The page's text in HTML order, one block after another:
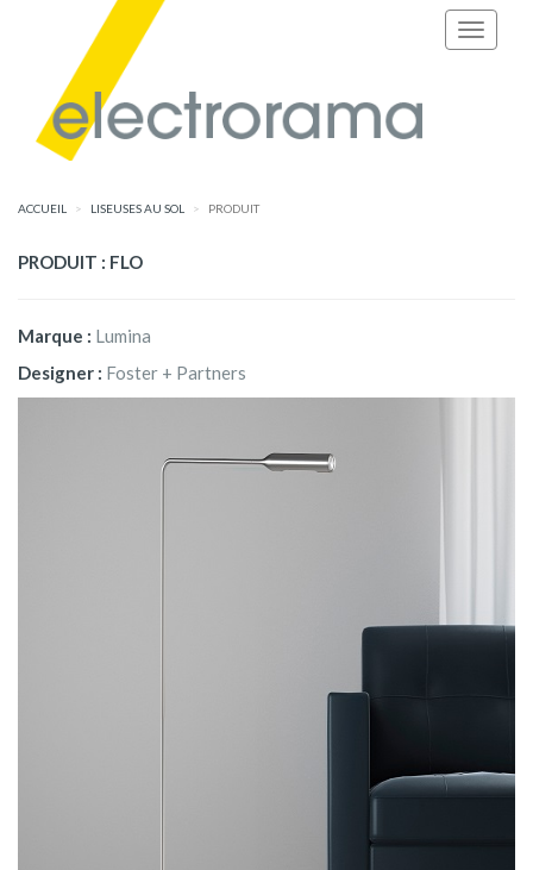
ACCUEIL LISEUSES AU SOL PRODUIT
PRODUIT : FLO
Marque : Lumina
Designer : Foster + Partners